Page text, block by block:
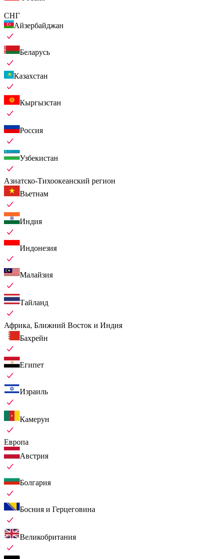
СНГ
Айзербайджан
Беларусь
Казахстан
Кыргызстан
Россия
Узбекистан
Азиатско-Тихоокеанский регион
Вьетнам
Индия
Индонезия
Малайзия
Тайланд
Африка, Ближний Восток и Индия
Бахрейн
Египет
Израиль
Камерун
Европа
Австрия
Болгария
Босния и Герцеговина
Великобритания